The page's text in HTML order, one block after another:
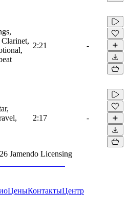
Clarinet,
2:21 -
2:17 -
Jamendo Licensing
ЦеныКонтактыЦентр